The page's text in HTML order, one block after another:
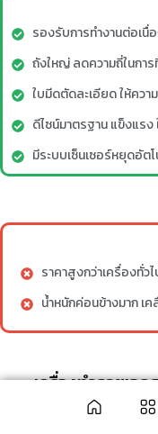
รองรับการทำงานต่อเนื่
ถังใหญ่ ลดความถี่ในการ
ใบมีดตัดละเอียด ให้คว
ดีไซน์มาตรฐาน แข็งแร
มีระบบเซ็นเซอร์หยุดอัต
ราคาสูงกว่าเครื่องทั่วไ
น้ำหนักค่อนข้างมาก เ
เครื่องทำลายเอก